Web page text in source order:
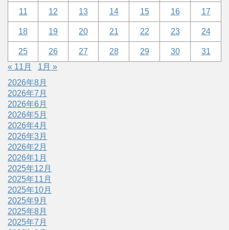
11 12 13 14 15 16 17
18 19 20 21 22 23 24
25 26 27 28 29 30
31
« 11月
1月 »
2026年8月
2026年7月
2026年6月
2026年5月
2026年4月
2026年3月
2026年2月
2026年1月
2025年12月
2025年11月
2025年10月
2025年9月
2025年8月
2025年7月